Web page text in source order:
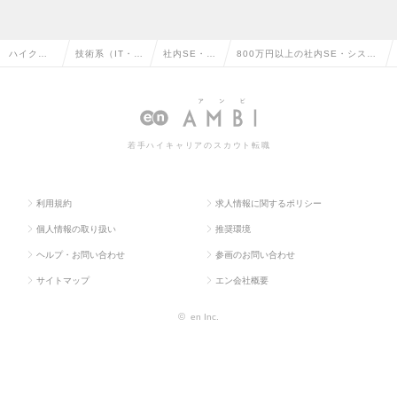
ハイクラ 技術系（IT・W 社内SE・シ 800万円以上の社内SE・システ
若手ハイキャリアのスカウト転職
利用規約 求人情報に関するポリシー
個人情報の取り扱い 推奨環境
ヘルプ・お問い合わせ 参画のお問い合わせ
サイトマップ エン会社概要
© en Inc.